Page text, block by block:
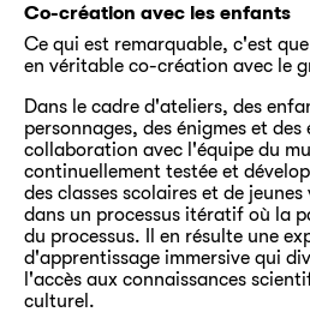
Co-création avec les enfants
Ce qui est remarquable, c'est
en véritable co-création avec le
Dans le cadre d'ateliers, des
personnages, des énigmes et
collaboration avec l'équipe du
continuellement testée et
des classes scolaires et de
dans un processus itératif où la
du processus. Il en résulte une
d'apprentissage immersive qui
l'accès aux connaissances
culturel.